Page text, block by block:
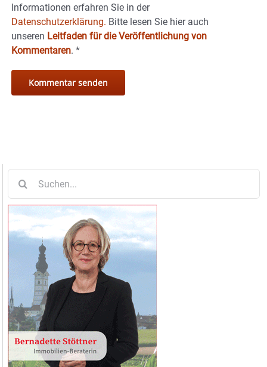
Informationen erfahren Sie in der
Datenschutzerklärung. Bitte lesen Sie hier auch
unseren Leitfaden für die Veröffentlichung von
Kommentaren. *
nach: